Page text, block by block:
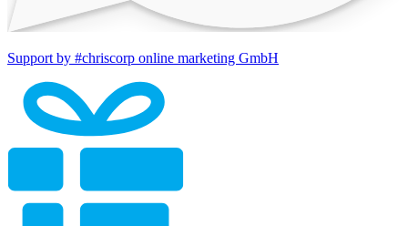
Support by #chriscorp online marketing GmbH